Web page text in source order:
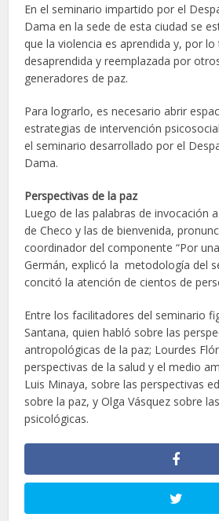
En el seminario impartido por el
Dama en la sede de esta ciudad se
que la violencia es aprendida y, por
desaprendida y reemplazada por
generadores de paz.
Para lograrlo, es necesario abrir
estrategias de intervención
el seminario desarrollado por el
Dama.
Perspectivas de la paz
Luego de las palabras de invocación
de Checo y las de bienvenida,
coordinador del componente “Por
Germán, explicó la metodología del
concitó la atención de cientos de
Entre los facilitadores del seminario
Santana, quien habló sobre las
antropológicas de la paz; Lourdes
perspectivas de la salud y el medio
Luis Minaya, sobre las perspectivas
sobre la paz, y Olga Vásquez sobre
psicológicas.